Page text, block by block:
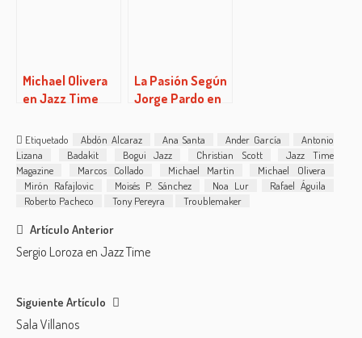
Michael Olivera
en Jazz Time
La Pasión Según
Jorge Pardo en
Etiquetado Abdón Alcaraz Ana Santa Ander García
Antonio
Lizana
Badakit Bogui Jazz Christian Scott
Jazz Time
Magazine
Marcos Collado Michael Martin
Michael Olivera
Mirón Rafajlovic
Moisés P. Sánchez Noa Lur
Rafael Águila
Roberto Pacheco
Tony Pereyra Troublemaker
Post
navigation
Artículo Anterior
Sergio Loroza en Jazz Time
Siguiente Artículo
Sala Villanos